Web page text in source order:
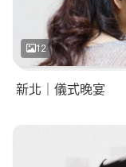
12
新北｜儀式晚宴